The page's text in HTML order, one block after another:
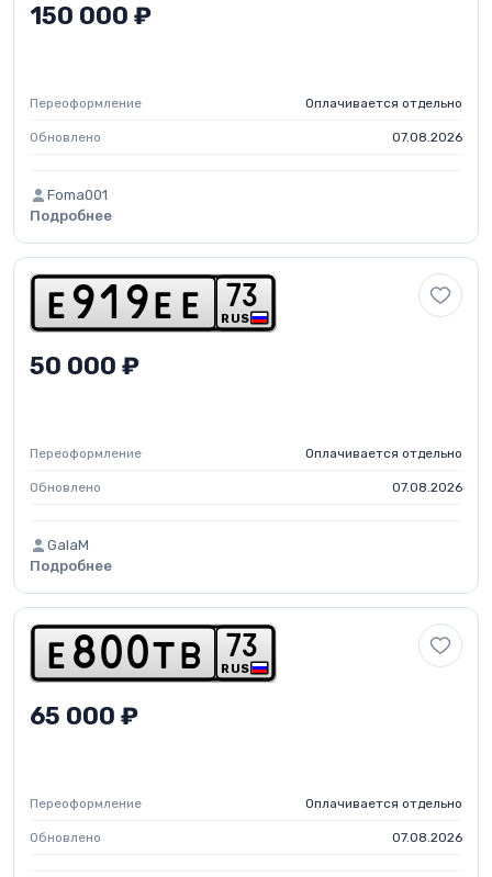
150 000 ₽
Переоформление Оплачивается отдельно
Обновлено 07.08.2026
Foma001
Подробнее
e 9 1 9 e e RUS
73
50 000 ₽
Переоформление Оплачивается отдельно
Обновлено 07.08.2026
GalaM
Подробнее
e 8 0 0t b RUS
73
65 000 ₽
Переоформление Оплачивается отдельно
Обновлено 07.08.2026